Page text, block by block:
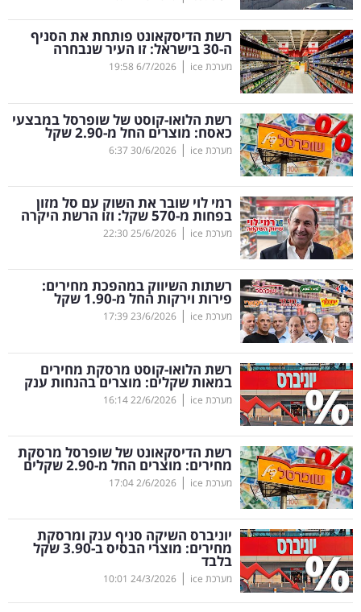
שיווק
ופרסום
משפט
מדדים
ומחקרים
דעות
רכילות
עסקית
קריפטו
ויראלי
טלוויזיה
עסקי
ספורט
קריירה
ולימודים
מינויים
רייטינג
רכב
רשת הדיסקאונט פותחת את הסניף
ה-30 בישראל: זו העיר שנבחרה
מערכת ice |
6/7/2026
19:58
רשת הלואו-קוסט של שופרסל במבצעי
כאסח: מוצרים החל מ-2.90 שקל
מערכת ice |
30/6/2026
6:37
רמי לוי שובר את השוק עם סל מזון
בפחות מ-570 שקל: וזו הרשת היקרה
מערכת ice |
25/6/2026
22:30
רשתות השיווק במהפכת מחירים:
פירות וירקות החל מ-1.90 שקל
מערכת ice |
23/6/2026
17:39
רשת הלואו-קוסט מרסקת מחירים
במאות שקלים: מוצרים בהנחות ענק
מערכת ice |
22/6/2026
16:14
רשת הדיסקאונט של שופרסל מרסקת
מחירים: מוצרים החל מ-2.90 שקלים
מערכת ice |
2/6/2026
17:04
יוניברס השיקה סניף ענק ומרסקת
מחירים: מוצרי הבסיס ב-3.90 שקל
בלבד
מערכת ice |
24/3/2026
10:01